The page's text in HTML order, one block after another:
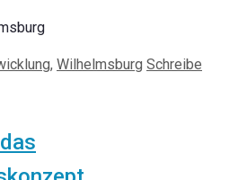
, Wilhelmsburg Schreibe